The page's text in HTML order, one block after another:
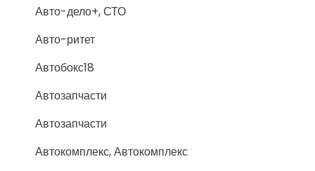
Авто-дело+, СТО
Авто-ритет
Автобокс18
Автозапчасти
Автозапчасти
Автокомплекс, Автокомплекс